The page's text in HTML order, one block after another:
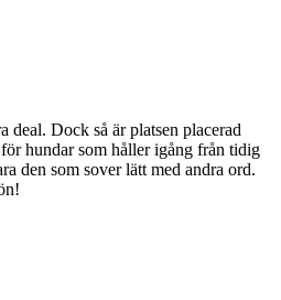
deal. Dock så är platsen placerad
hundar som håller igång från tidig
den som sover lätt med andra ord.